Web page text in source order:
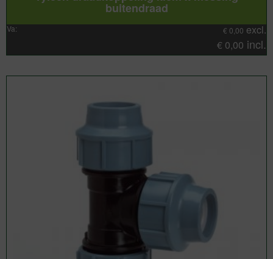
buitendraad
Va: € 0,00 excl.
€ 0,00 incl.